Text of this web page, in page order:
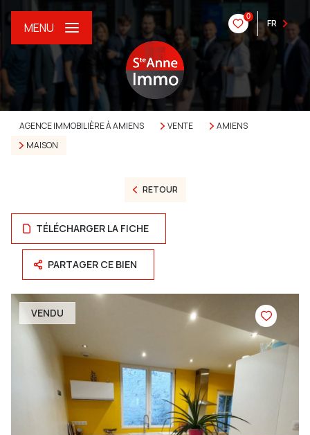
0
FR
MENU
AGENCE IMMOBILIÈRE À AMIENS VENTE
AMIENS
MAISON
RETOUR
TÉLÉCHARGER LA FICHE
PARTAGER CE BIEN
VENDU